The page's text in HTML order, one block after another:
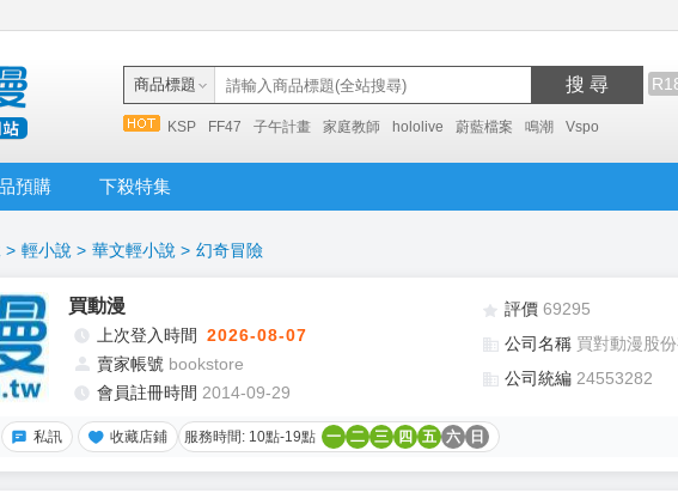
商品標題 搜 尋
KSP FF47 子午計畫 家庭教師 hololive 蔚藍檔案 鳴潮 Vspo
預購 下殺特集
> 輕小說 > 華文輕小說 > 幻奇冒險
買動漫
上次登入時間 2026-08-07
賣家帳號 bookstore
會員註冊時間 2014-09-29
評價 69295
公司名稱 買對動漫股
公司統編 24553282
私訊 收藏店鋪 服務時間: 10點-19點 一 二 三 四 五 六 日